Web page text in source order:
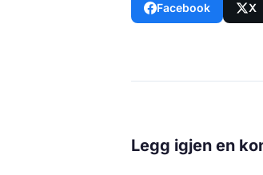
Facebook X
Legg igjen en